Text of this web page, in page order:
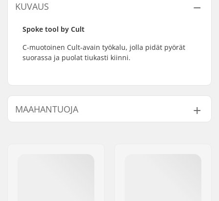
KUVAUS
Spoke tool by Cult
C-muotoinen Cult-avain työkalu, jolla pidät pyörät
suorassa ja puolat tiukasti kiinni.
MAAHANTUOJA